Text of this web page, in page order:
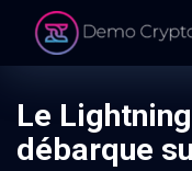
Le
débarque